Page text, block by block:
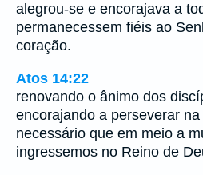
alegrou-se e encorajava a
permanecessem fiéis ao
coração.
Atos 14:22
renovando o ânimo dos
encorajando a perseverar na
necessário que em meio a
ingressemos no Reino de